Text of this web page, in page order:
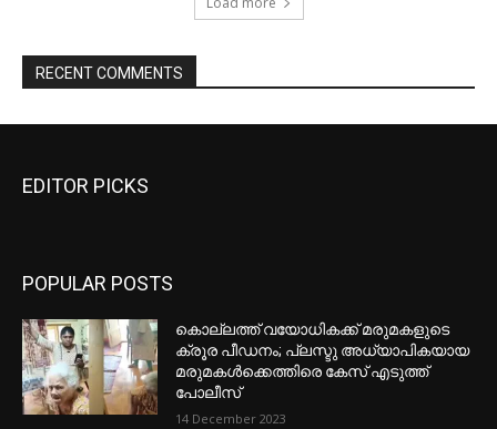
EDITOR PICKS
POPULAR POSTS
കൊല്ലത്ത് വയോധികക്ക് മരുമകളുടെ
ക്രൂര പീഡനം; പ്ലസ്ടു അധ്യാപികയായ
മരുമകൾക്കെത്തിരെ കേസ് എടുത്ത്
പോലീസ്
14 December 2023